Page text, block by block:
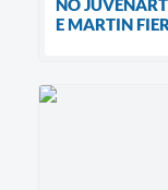
NO
E MARTIN